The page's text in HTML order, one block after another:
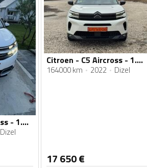
Citroen - C5 Aircross - 1.5dci
Dizel
Citroen - C5 Aircross - 1.5 HDI
164000 km 2022 Dizel
17 650€